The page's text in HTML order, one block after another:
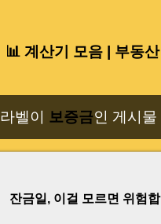
📊 계산기 모음 | 부동
라벨이 보증금인 게시물
잔금일, 이걸 모르면 위험